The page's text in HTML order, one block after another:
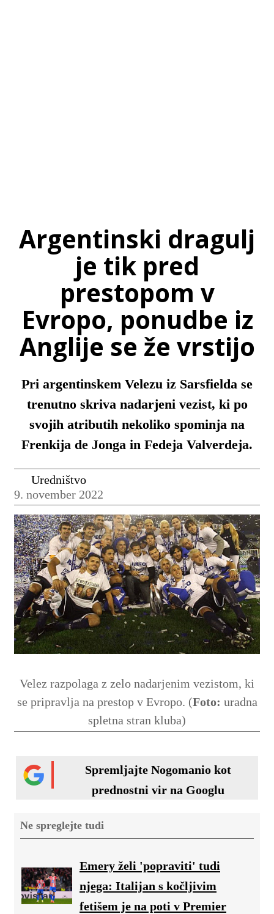
Argentinski dragulj
je tik pred
prestopom v
Evropo, ponudbe iz
Anglije se že vrstijo
Pri argentinskem Velezu iz Sarsfielda se
trenutno skriva nadarjeni vezist, ki po
svojih atributih nekoliko spominja na
Frenkija de Jonga in Fedeja Valverdeja.
Uredništvo
9. november 2022
Velez razpolaga z zelo nadarjenim vezistom, ki
se pripravlja na prestop v Evropo. (Foto: uradna
spletna stran kluba)
Spremljajte Nogomanio kot
prednostni vir na Googlu
Ne spreglejte tudi
Emery želi 'popraviti' tudi
njega: Italijan s kočljivim
fetišem je na poti v Premier